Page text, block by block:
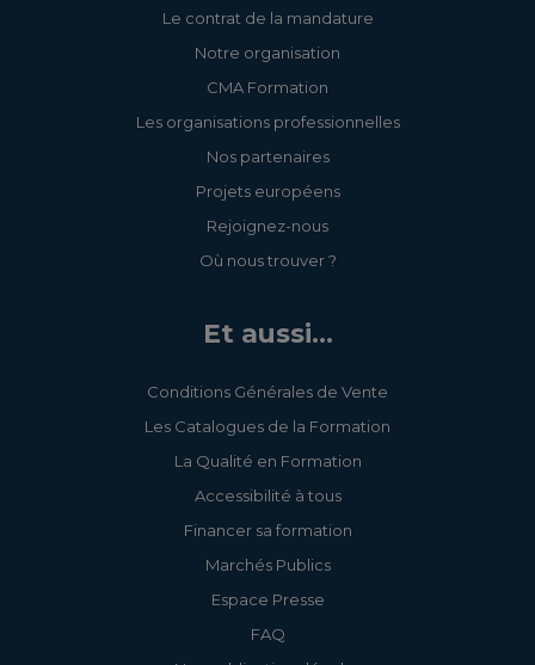
Le contrat de la mandature
Notre organisation
CMA Formation
Les organisations professionnelles
Nos partenaires
Projets européens
Rejoignez-nous
Où nous trouver ?
Et aussi...
Conditions Générales de Vente
Les Catalogues de la Formation
La Qualité en Formation
Accessibilité à tous
Financer sa formation
Marchés Publics
Espace Presse
FAQ